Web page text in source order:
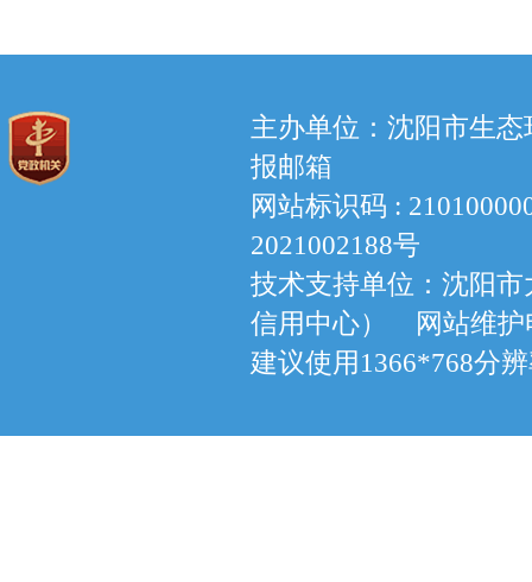
主办单位：沈阳市生
报邮箱
网站标识码 :
2021002188号
技术支持单位：沈阳
信用中心） 网站维护
建议使用1366*768分